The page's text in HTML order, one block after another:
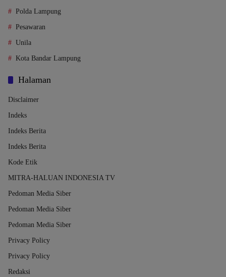
Polda Lampung
Pesawaran
Unila
Kota Bandar Lampung
Halaman
Disclaimer
Indeks
Indeks Berita
Indeks Berita
Kode Etik
MITRA-HALUAN INDONESIA TV
Pedoman Media Siber
Pedoman Media Siber
Pedoman Media Siber
Privacy Policy
Privacy Policy
Redaksi